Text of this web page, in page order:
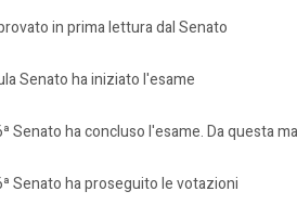
in prima lettura dal Senato
Senato ha iniziato l'esame
Senato ha concluso l'esame. Da questa
Senato ha proseguito le votazioni